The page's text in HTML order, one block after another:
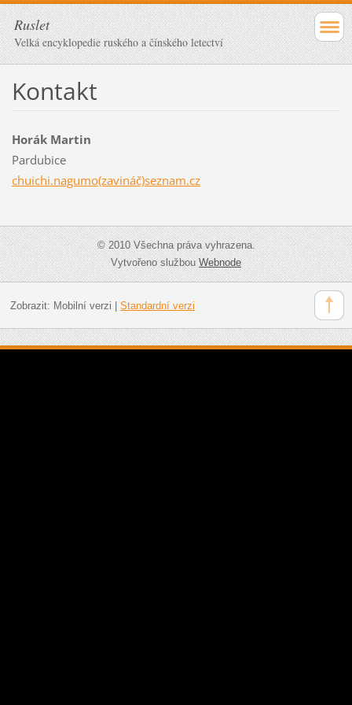
Ruslet
Velká encyklopedie ruského a čínského letectví
Kontakt
Horák Martin
Pardubice
chuichi.nagumo(zavináč)seznam.cz
© 2010 Všechna práva vyhrazena.
Vytvořeno službouWebnode
Zobrazit: Mobilní verzi Standardní verzi